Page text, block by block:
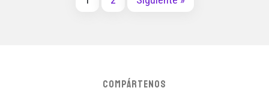
COMPÁRTENOS